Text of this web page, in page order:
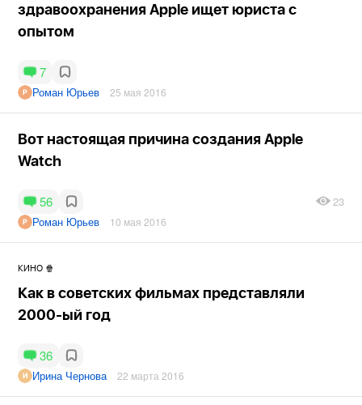
здравоохранения Apple ищет юриста с
опытом
7
Роман Юрьев 25 мая 2016
Вот настоящая причина создания Apple
Watch
56
23
Роман Юрьев
10 мая 2016
КИНО 🍿
Как в советских фильмах представляли
2000-ый год
36
Ирина Чернова 22 марта 2016